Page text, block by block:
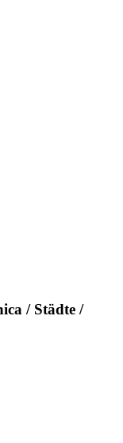
/ Städte /